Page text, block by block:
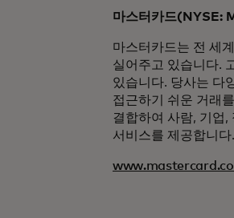
마스터카드(NYSE:
마스터카드는 전 세
실어주고 있습니다.
있습니다. 당사는 다
접근하기 쉬운 거래
결합하여 사람, 기업
서비스를 제공합니다.